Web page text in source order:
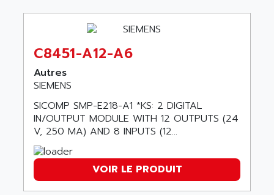
BUG
SYNCHRONOUS SERVO MOTOR
SIMOTICS S
Kinetix 6000
MELSEC
ADVANTYS STB
ND
SIMOVERT P
ARTECHNIC
ARTESYN
ARTESYN EMBEDDED TECHNOLOGIES
ARTILA
ARTIS
ARTLII
ARX
AS INFO
ASAHI
ASAHI ENGINEERING
ASANTE
C8451-A12-A6
Autres
SIEMENS
SICOMP SMP-E218-A1 *KS: 2 DIGITAL
IN/OUTPUT MODULE WITH 12 OUTPUTS (24
V, 250 MA) AND 8 INPUTS (12...
VOIR LE PRODUIT